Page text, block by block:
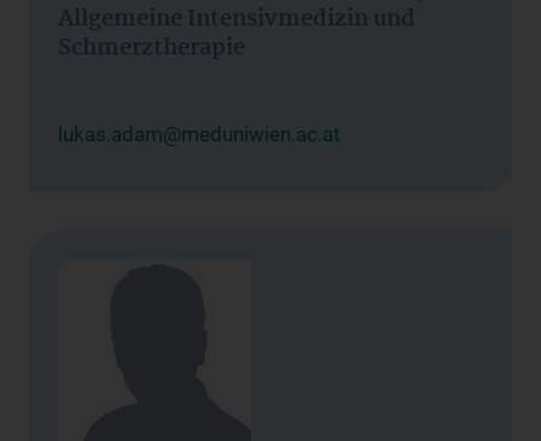
Allgemeine Intensivmedizin und
Schmerztherapie
lukas.adam@meduniwien.ac.at